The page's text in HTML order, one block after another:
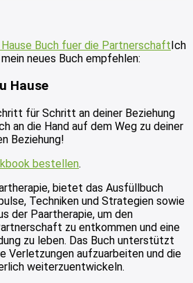
Ich
neues Buch empfehlen:
Hause
für Schritt an deiner Beziehung
an die Hand auf dem Weg zu deiner
Beziehung!
bestellen.
bietet das Ausfüllbuch
Techniken und Strategien sowie
der Paartherapie, um den
zu entkommen und eine
zu leben. Das Buch unterstützt
Verletzungen aufzuarbeiten und die
weiterzuentwickeln.